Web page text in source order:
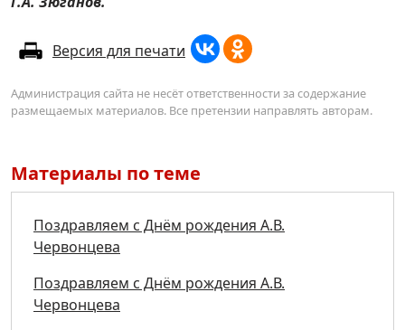
Версия для печати
Администрация сайта не несёт ответственности за содержание
размещаемых материалов. Все претензии направлять авторам.
Материалы по теме
Поздравляем с Днём рождения А.В.
Червонцева
Поздравляем с Днём рождения А.В.
Червонцева